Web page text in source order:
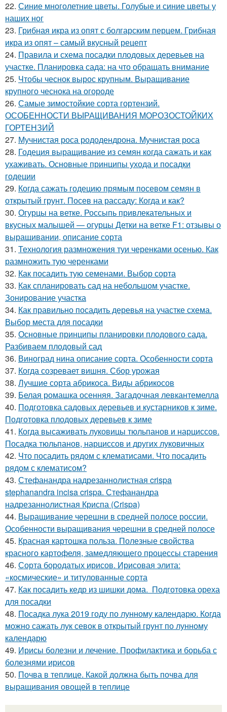
22. Синие многолетние цветы. Голубые и синие цветы у
наших ног
23. Грибная икра из опят с болгарским перцем. Грибная
икра из опят – самый вкусный рецепт
24. Правила и схема посадки плодовых деревьев на
участке. Планировка сада: на что обращать внимание
25. Чтобы чеснок вырос крупным. Выращивание
крупного чеснока на огороде
26. Самые зимостойкие сорта гортензий.
ОСОБЕННОСТИ ВЫРАЩИВАНИЯ МОРОЗОСТОЙКИХ
ГОРТЕНЗИЙ
27. Мучнистая роса рододендрона. Мучнистая роса
28. Годеция выращивание из семян когда сажать и как
ухаживать. Основные принципы ухода и посадки
годеции
29. Когда сажать годецию прямым посевом семян в
открытый грунт. Посев на рассаду: Когда и как?
30. Огурцы на ветке. Россыпь привлекательных и
вкусных малышей — огурцы Детки на ветке F1: отзывы о
выращивании, описание сорта
31. Технология размножения туи черенками осенью. Как
размножить тую черенками
32. Как посадить тую семенами. Выбор сорта
33. Как спланировать сад на небольшом участке.
Зонирование участка
34. Как правильно посадить деревья на участке схема.
Выбор места для посадки
35. Основные принципы планировки плодового сада.
Разбиваем плодовый сад
36. Виноград нина описание сорта. Особенности сорта
37. Когда созревает вишня. Сбор урожая
38. Лучшие сорта абрикоса. Виды абрикосов
39. Белая ромашка осенняя. Загадочная левкантемелла
40. Подготовка садовых деревьев и кустарников к зиме.
Подготовка плодовых деревьев к зиме
41. Когда высаживать луковицы тюльпанов и нарциссов.
Посадка тюльпанов, нарциссов и других луковичных
42. Что посадить рядом с клематисами. Что посадить
рядом с клематисом?
43. Стефанандра надрезаннолистная crispa
stephanandra incisa crispa. Стефанандра
надрезаннолистная Криспа (Crispa)
44. Выращивание черешни в средней полосе россии.
Особенности выращивания черешни в средней полосе
45. Красная картошка польза. Полезные свойства
красного картофеля, замедляющего процессы старения
46. Сорта бородатых ирисов. Ирисовая элита:
«космические» и титулованные сорта
47. Как посадить кедр из шишки дома. Подготовка ореха
для посадки
48. Посадка лука 2019 году по лунному календарю. Когда
можно сажать лук севок в открытый грунт по лунному
календарю
49. Ирисы болезни и лечение. Профилактика и борьба с
болезнями ирисов
50. Почва в теплице. Какой должна быть почва для
выращивания овощей в теплице